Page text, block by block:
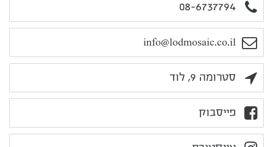
08-6737794
info@lodmosaic.co.il
סטרומה 9, לוד
פייסבוק